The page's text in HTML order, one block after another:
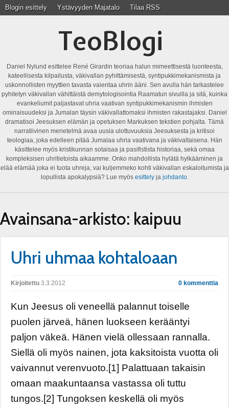
Blogin esittely Ystävyyden Majatalo Tilaa RSS
TeoBlogi
Daniel Nylund esittelee René Girardin teoriaa halun mimeettisestä luonteesta,
kateellisesta kilpailusta, väkivallan pyhittämisestä, syntipukkimekanismista ja
uskonnollisten myyttien tavasta vaientaa uhrin ääni. Sen avulla hän tarkastelee
pyhitetyn väkivallan vähittäistä demytologisointia Raamatun sivuilla ja sitä, kuinka
evankeliumit paljastavat uhria vaativan syntipukkimekanismin ihmisten
ominaisuudeksi ja Jumalan täysin väkivallattomaksi ihmisten rakastajaksi. Daniel
dramatisoi Jeesuksen elämän ja opetuksen Markuksen tekstien pohjalta. Tämä
narratiivinen menetelmä avaa uusia ulottuvuuksia Jeesuksesta ja kritisoi
teologiaa, joka edelleen pitää Jumalaa uhria vaativana ja väkivaltaisena. Hän
käsittelee myös kristikunnan sotaisaa ja pasifistista historiaa, sekä omaa
kompleksisen uhritietoista aikaamme. Onko mahdollista hylätä hylkääminen ja
elää elämää joka ei tuota uhreja, vai kuljemmeko kohti väkivallan eskaloitumista ja
lopullista apokalypsiä? Lue myös esittelyja johdanto.
Avainsana-arkisto: kaipuu
Uhri uhmaa kohtaloaan
Kirjoitettu 3.3.2012 0 kommenttia
Kun Jeesus oli veneellä palannut toiselle
puolen järveä, hänen luokseen kerääntyi
paljon väkeä. Hänen vielä ollessaan rannalla.
Siellä oli myös nainen, jota kaksitoista vuotta oli
vaivannut verenvuoto.[1] Palattuaan takaisin
omaan maakuntaansa vastassa oli tuttu
tungos.[2] Tungoksen keskellä oli myös